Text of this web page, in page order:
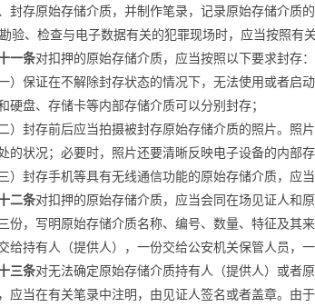
封存原始存储介质，并制作笔录，记录原始存储介质的
验、检查与电子数据有关的犯罪现场时，应当按照有
一条对扣押的原始存储介质，应当按照以下要求封存：
一）保证在不解除封存状态的情况下，无法使用或者
硬盘、存储卡等内部存储介质可以分别封存；
二）封存前后应当拍摄被封存原始存储介质的照片。
的状况；必要时，照片还要清晰反映电子设备的内部存
三）封存手机等具有无线通信功能的原始存储介质，应
二条对扣押的原始存储介质，应当会同在场见证人和
份，写明原始存储介质名称、编号、数量、特征及其
给持有人（提供人），一份交给公安机关保管人员，一
三条对无法确定原始存储介质持有人（提供人）或者
应当在有关笔录中注明，由见证人签名或者盖章。由